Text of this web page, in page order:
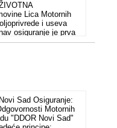
Lica Motornih
i useva
osiguranje je prva
koja ima
prestižnog
sertifikata o
Švajcarski
je
verifikaciju,
kvaliteta. Dunav
posluje po
što je potvrđeno
Sad Osiguranje:
Motornih
"DDOR Novi Sad"